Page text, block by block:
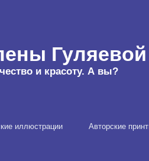
Гуляевой
и красоту. А вы?
иллюстрации Авторские